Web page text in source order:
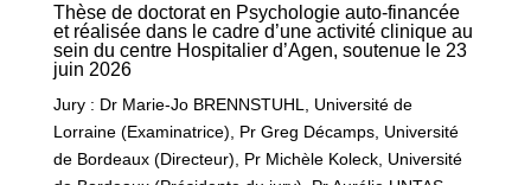
Thèse de doctorat en Psychologie auto-financée
et réalisée dans le cadre d’une activité clinique au
sein du centre Hospitalier d’Agen, soutenue le 23
juin 2026
Jury : Dr Marie-Jo BRENNSTUHL, Université de
Lorraine (Examinatrice), Pr Greg Décamps, Université
de Bordeaux (Directeur), Pr Michèle Koleck, Université